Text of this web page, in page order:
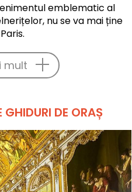
emblematic al
nu se va mai ține
mult
GHIDURI DE ORAȘ